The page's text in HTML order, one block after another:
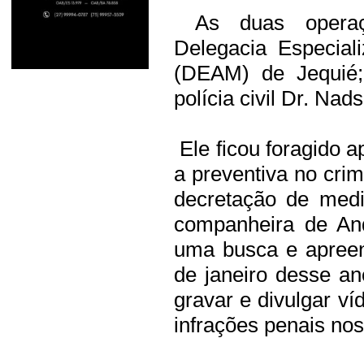
As duas
Delegacia
(DEAM) de
polícia civil Dr.
Ele ficou foragido
a preventiva no
decretação de
companheira de
uma busca e
de janeiro desse
gravar e divulgar
infrações penais